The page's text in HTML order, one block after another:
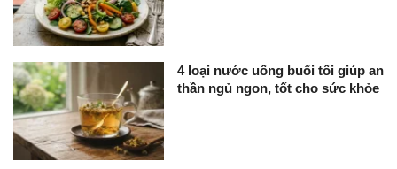
4 loại nước uống buổi tối giúp an
thần ngủ ngon, tốt cho sức khỏe